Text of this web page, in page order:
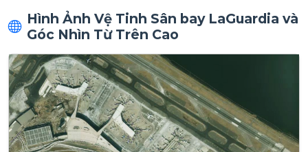
Hình Ảnh Vệ Tinh Sân bay LaGuardia và
Góc Nhìn Từ Trên Cao